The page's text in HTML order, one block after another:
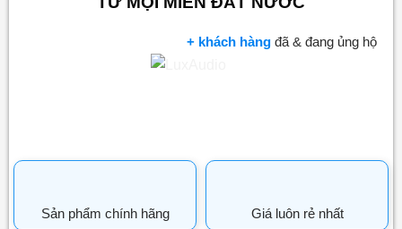
+ khách hàng đã & đang ủng hộ
Sản phẩm chính hãng Giá luôn rẻ nhất